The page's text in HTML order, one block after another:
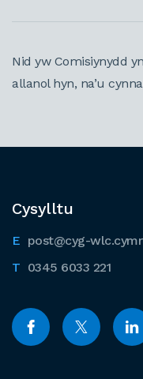
Nid yw Comisiynydd
allanol hyn, na’u
Cysylltu
post@cyg-
0345 6033 221